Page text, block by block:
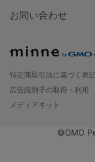
お問い合わせ
特定商取引法に基づく表
広告識別子の取得・利用
メディアキット
©GMO